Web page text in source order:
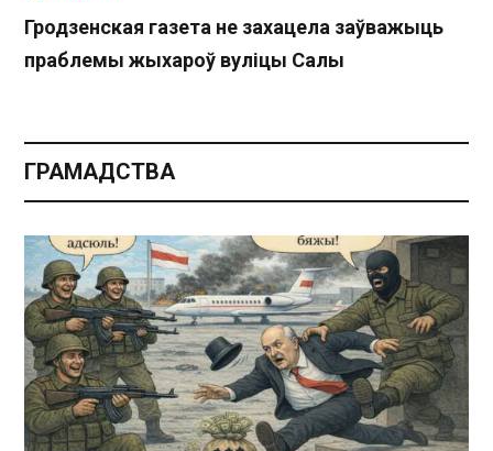
Гродзенская газета не захацела заўважыць
праблемы жыхароў вуліцы Салы
ГРАМАДСТВА